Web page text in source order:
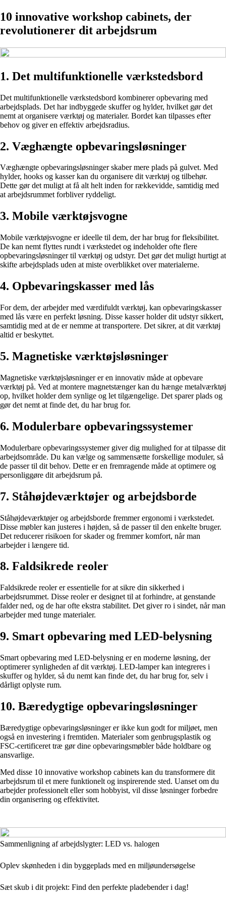
10 innovative workshop cabinets, der
revolutionerer dit arbejdsrum
1. Det multifunktionelle værkstedsbord
Det multifunktionelle værkstedsbord kombinerer opbevaring med
arbejdsplads. Det har indbyggede skuffer og hylder, hvilket gør det
nemt at organisere værktøj og materialer. Bordet kan tilpasses efter
behov og giver en effektiv arbejdsradius.
2. Væghængte opbevaringsløsninger
Væghængte opbevaringsløsninger skaber mere plads på gulvet. Med
hylder, hooks og kasser kan du organisere dit værktøj og tilbehør.
Dette gør det muligt at få alt helt inden for rækkevidde, samtidig med
at arbejdsrummet forbliver ryddeligt.
3. Mobile værktøjsvogne
Mobile værktøjsvogne er ideelle til dem, der har brug for fleksibilitet.
De kan nemt flyttes rundt i værkstedet og indeholder ofte flere
opbevaringsløsninger til værktøj og udstyr. Det gør det muligt hurtigt at
skifte arbejdsplads uden at miste overblikket over materialerne.
4. Opbevaringskasser med lås
For dem, der arbejder med værdifuldt værktøj, kan opbevaringskasser
med lås være en perfekt løsning. Disse kasser holder dit udstyr sikkert,
samtidig med at de er nemme at transportere. Det sikrer, at dit værktøj
altid er beskyttet.
5. Magnetiske værktøjsløsninger
Magnetiske værktøjsløsninger er en innovativ måde at opbevare
værktøj på. Ved at montere magnetstænger kan du hænge metalværktøj
op, hvilket holder dem synlige og let tilgængelige. Det sparer plads og
gør det nemt at finde det, du har brug for.
6. Modulerbare opbevaringssystemer
Modulerbare opbevaringssystemer giver dig mulighed for at tilpasse dit
arbejdsområde. Du kan vælge og sammensætte forskellige moduler, så
de passer til dit behov. Dette er en fremragende måde at optimere og
personliggøre dit arbejdsrum på.
7. Ståhøjdeværktøjer og arbejdsborde
Ståhøjdeværktøjer og arbejdsborde fremmer ergonomi i værkstedet.
Disse møbler kan justeres i højden, så de passer til den enkelte bruger.
Det reducerer risikoen for skader og fremmer komfort, når man
arbejder i længere tid.
8. Faldsikrede reoler
Faldsikrede reoler er essentielle for at sikre din sikkerhed i
arbejdsrummet. Disse reoler er designet til at forhindre, at genstande
falder ned, og de har ofte ekstra stabilitet. Det giver ro i sindet, når man
arbejder med tunge materialer.
9. Smart opbevaring med LED-belysning
Smart opbevaring med LED-belysning er en moderne løsning, der
optimerer synligheden af dit værktøj. LED-lamper kan integreres i
skuffer og hylder, så du nemt kan finde det, du har brug for, selv i
dårligt oplyste rum.
10. Bæredygtige opbevaringsløsninger
Bæredygtige opbevaringsløsninger er ikke kun godt for miljøet, men
også en investering i fremtiden. Materialer som genbrugsplastik og
FSC-certificeret træ gør dine opbevaringsmøbler både holdbare og
ansvarlige.
Med disse 10 innovative workshop cabinets kan du transformere dit
arbejdsrum til et mere funktionelt og inspirerende sted. Uanset om du
arbejder professionelt eller som hobbyist, vil disse løsninger forbedre
din organisering og effektivitet.
Sammenligning af arbejdslygter: LED vs. halogen
Oplev skønheden i din byggeplads med en miljøundersøgelse
Sæt skub i dit projekt: Find den perfekte pladebender i dag!